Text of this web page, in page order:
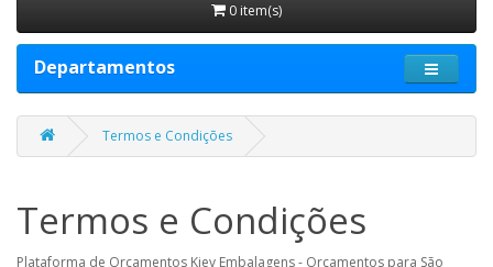
0 item(s)
Departamentos
Termos e Condições
Termos e Condições
Plataforma de Orçamentos Kiev Embalagens - Orçamentos para São